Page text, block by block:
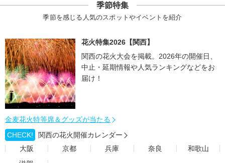
季節特集
季節を感じる人気のスポットやイベントを紹介
花火特集2026【関西】
関西の花火大会を掲載。2026年の開催日、
中止・延期情報や人気ランキングなどをお
届け！
金麦花火特等席＆グッズが当たる
CHECK!
関西の花火開催カレンダー
大阪
京都 兵庫 奈良
和歌山